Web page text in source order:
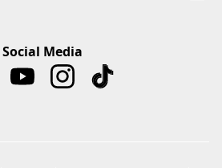
Social Media